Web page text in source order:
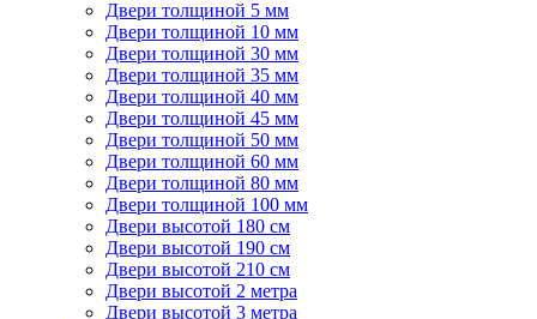
Двери толщиной 5 мм
Двери толщиной 10 мм
Двери толщиной 30 мм
Двери толщиной 35 мм
Двери толщиной 40 мм
Двери толщиной 45 мм
Двери толщиной 50 мм
Двери толщиной 60 мм
Двери толщиной 80 мм
Двери толщиной 100 мм
Двери высотой 180 см
Двери высотой 190 см
Двери высотой 210 см
Двери высотой 2 метра
Двери высотой 3 метра